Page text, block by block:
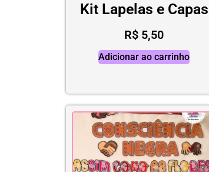
Kit Lapelas e Capas
R$ 5,50
Adicionar ao carrinho